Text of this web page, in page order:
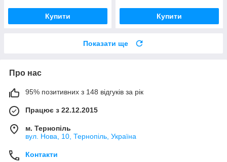
Купити Купити
Показати ще
Про нас
95% позитивних з 148 відгуків за рік
Працює з 22.12.2015
м. Тернопіль
вул. Нова, 10, Тернопіль, Україна
Контакти